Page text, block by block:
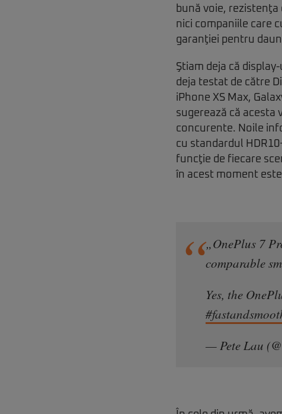
bună voie,
nici companiile care
garanţiei pentru
Ştiam deja că
deja testat de către
iPhone XS Max,
sugerează că acesta
concurente. Noile
cu standardul
funcţie de fiecare
în acest moment este
„OnePlus 7
comparable
Yes, the
— Pete Lau